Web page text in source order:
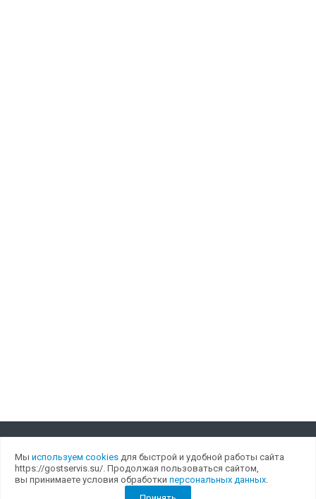
Компания
О компании
Мы используем cookies для быстрой и удобной работы сайта
https://gostservis.su/. Продолжая пользоваться сайтом,
вы принимаете условия обработки персональных данных.